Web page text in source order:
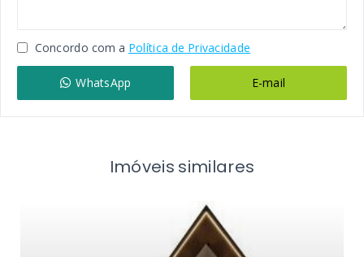
Concordo com a Política de Privacidade
WhatsApp E-mail
Imóveis similares